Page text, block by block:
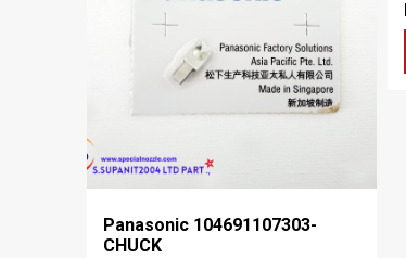
Panasonic 104691107303-
CHUCK